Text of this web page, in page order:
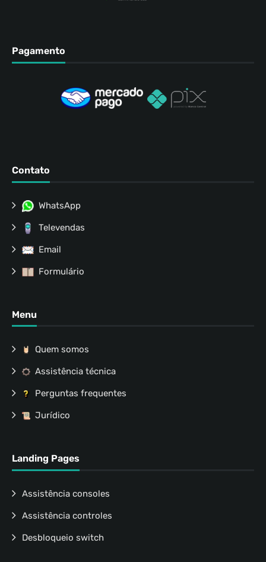
Pagamento
Contato
WhatsApp
Televendas
Email
Formulário
Menu
Quem somos
Assistência técnica
Perguntas frequentes
Jurídico
Landing Pages
Assistência consoles
Assistência controles
Desbloqueio switch